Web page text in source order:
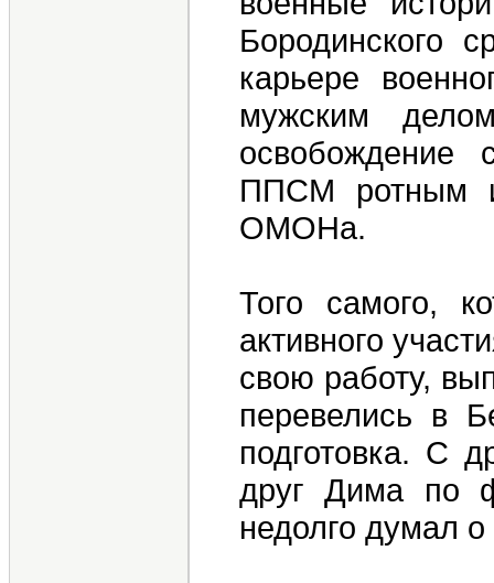
Бородинского
карьере
мужским
освобождение
ППСМ ротным
ОМОНа.
Того самого,
активного
свою работу,
перевелись в
подготовка. С
друг Дима по
недолго думал